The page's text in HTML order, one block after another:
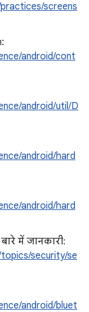
practices/screens
android/cont
android/util/D
android/hard
android/hard
में जानकारी:
topics/security/se
android/bluet